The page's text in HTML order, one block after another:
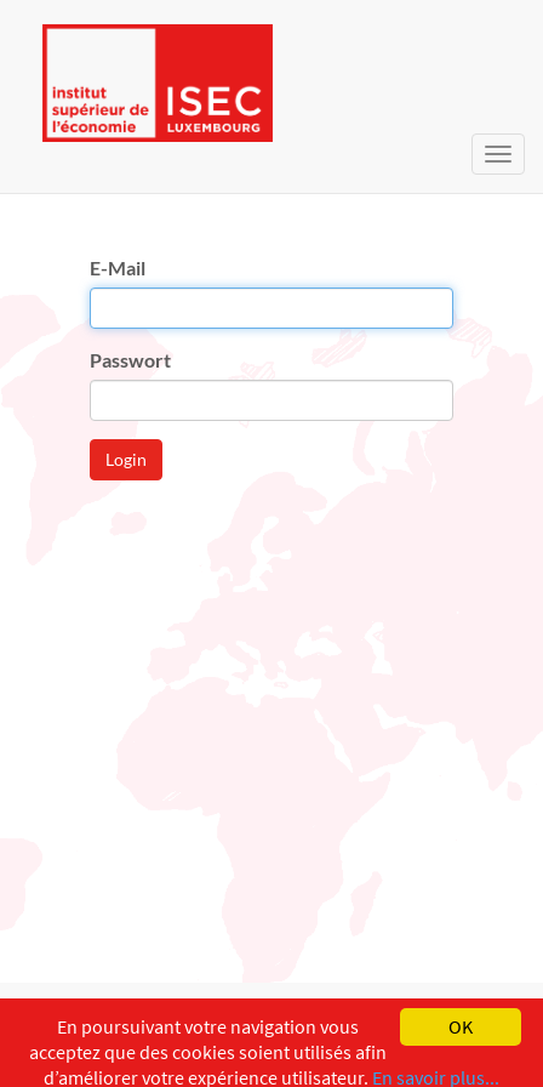
E-Mail
Passwort
Login
English Français
Copyright ©ISEC-AdW Impressum
OK
En poursuivant votre navigation vous
acceptez que des cookies soient utilisés afin
d’améliorer votre expérience utilisateur. En savoir plus...